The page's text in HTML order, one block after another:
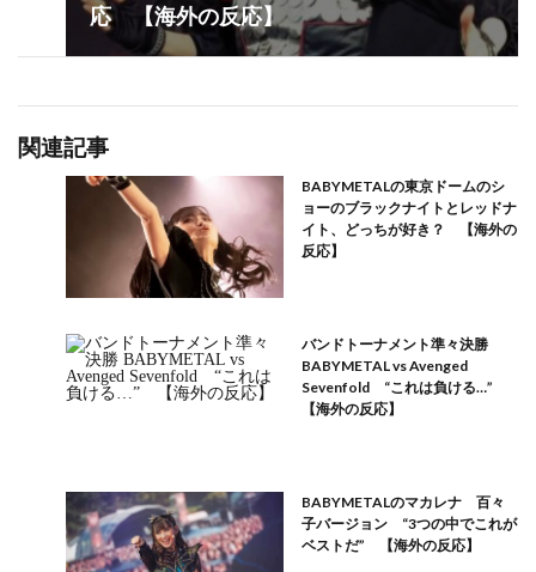
応 【海外の反応】
関連記事
BABYMETALの東京ドームのシ
ョーのブラックナイトとレッドナ
イト、どっちが好き？ 【海外の
反応】
バンドトーナメント準々決勝
BABYMETAL vs Avenged
Sevenfold “これは負ける…”
【海外の反応】
BABYMETALのマカレナ 百々
子バージョン “3つの中でこれが
ベストだ” 【海外の反応】